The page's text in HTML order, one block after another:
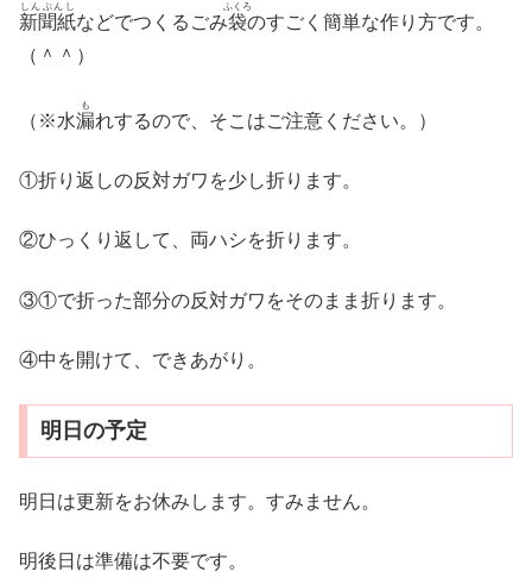
新聞紙
しんぶんし
などでつくるごみ袋
ふくろ
のすごく簡単な作り方です。
（＾＾）
（※水漏
も
れするので、そこはご注意ください。）
①折り返しの反対ガワを少し折ります。
②ひっくり返して、両ハシを折ります。
③①で折った部分の反対ガワをそのまま折ります。
④中を開けて、できあがり。
明日の予定
明日は更新をお休みします。すみません。
明後日は準備は不要です。